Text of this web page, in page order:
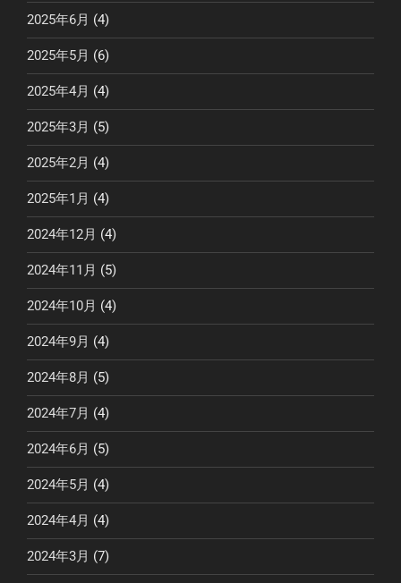
2025年6月 (4)
2025年5月 (6)
2025年4月 (4)
2025年3月 (5)
2025年2月 (4)
2025年1月 (4)
2024年12月 (4)
2024年11月 (5)
2024年10月 (4)
2024年9月 (4)
2024年8月 (5)
2024年7月 (4)
2024年6月 (5)
2024年5月 (4)
2024年4月 (4)
2024年3月 (7)